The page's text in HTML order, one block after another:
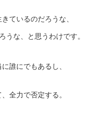
ているのだろうな、
うな、と思うわけです。
誰にでもあるし、
全力で否定する。